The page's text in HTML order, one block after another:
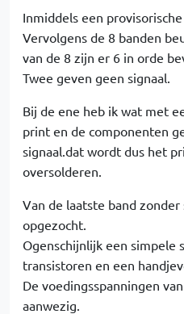
Inmiddels een
Vervolgens de 8 banden
van de 8 zijn er 6 in orde
Twee geven geen signaal.
Bij de ene heb ik wat met
print en de componenten
signaal.dat wordt dus het
oversolderen.
Van de laatste band
opgezocht.
Ogenschijnlijk een simpele
transistoren en een
De voedingsspanningen
aanwezig.